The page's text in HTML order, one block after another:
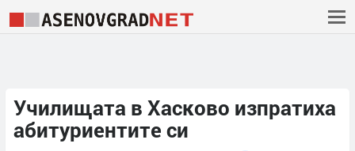
Училищата в Хасково изпратиха
абитуриентите си